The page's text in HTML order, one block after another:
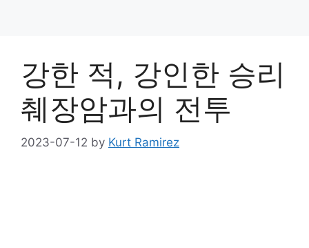
강한 적, 강인한 승리
췌장암과의 전투
2023-07-12 by Kurt Ramirez